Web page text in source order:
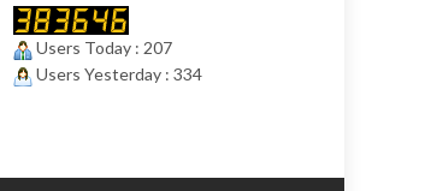
Users Today : 207
Users Yesterday : 334